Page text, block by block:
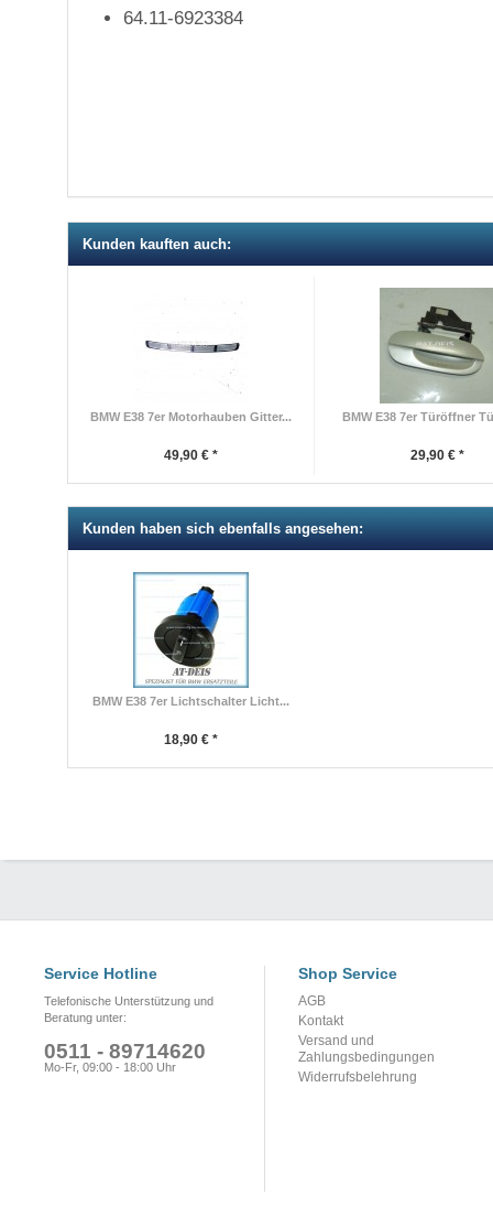
64.11-6923384
Kunden kauften auch:
BMW E38 7er Motorhauben Gitter...
49,90 € *
BMW E38 7er Türöffner
29,90 € *
Kunden haben sich ebenfalls angesehen:
BMW E38 7er Lichtschalter Licht...
18,90 € *
Service Hotline
Telefonische Unterstützung und
Beratung unter:
0511 - 89714620
Mo-Fr, 09:00 - 18:00 Uhr
Shop Service
AGB
Kontakt
Versand und
Zahlungsbedingungen
Widerrufsbelehrung